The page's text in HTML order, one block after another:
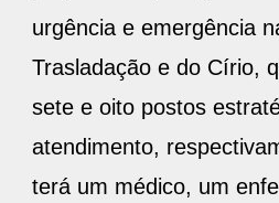
urgência e emergência
Trasladação e do Círio,
sete e oito postos
atendimento,
terá um médico, um